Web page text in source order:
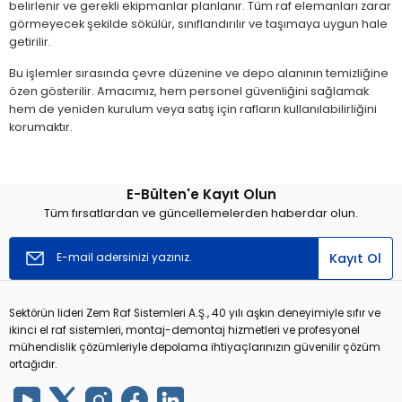
belirlenir ve gerekli ekipmanlar planlanır. Tüm raf elemanları zarar
görmeyecek şekilde sökülür, sınıflandırılır ve taşımaya uygun hale
getirilir.
Bu işlemler sırasında çevre düzenine ve depo alanının temizliğine
özen gösterilir. Amacımız, hem personel güvenliğini sağlamak
hem de yeniden kurulum veya satış için rafların kullanılabilirliğini
korumaktır.
E-Bülten'e Kayıt Olun
Tüm fırsatlardan ve güncellemelerden haberdar olun.
Kayıt Ol
Sektörün lideri Zem Raf Sistemleri A.Ş., 40 yılı aşkın deneyimiyle sıfır ve
ikinci el raf sistemleri, montaj-demontaj hizmetleri ve profesyonel
mühendislik çözümleriyle depolama ihtiyaçlarınızın güvenilir çözüm
ortağıdır.